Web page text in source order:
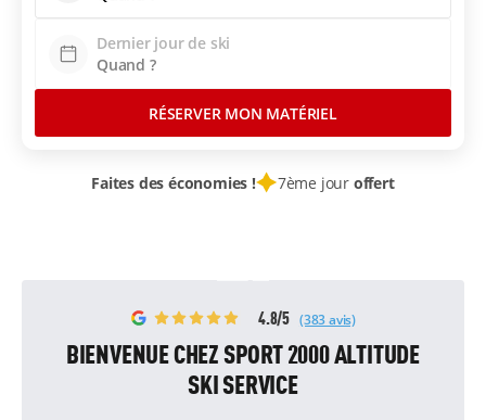
Dernier jour de ski
RÉSERVER MON MATÉRIEL
Faites des économies ! 7ème jour offert
4.8/5 (383 avis)
BIENVENUE CHEZ SPORT 2000 ALTITUDE
SKI SERVICE